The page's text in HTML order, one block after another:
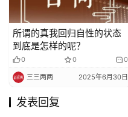
所谓的真我回归自性的状态
到底是怎样的呢？
0 0 0
三三两两 2025年6月30日
发表回复